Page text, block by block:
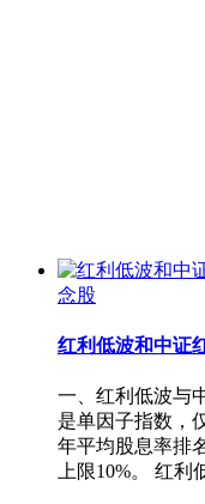
念股
红利低波和中证
一、红利低波与
是单因子指数，
年平均股息率排
上限10%。 红